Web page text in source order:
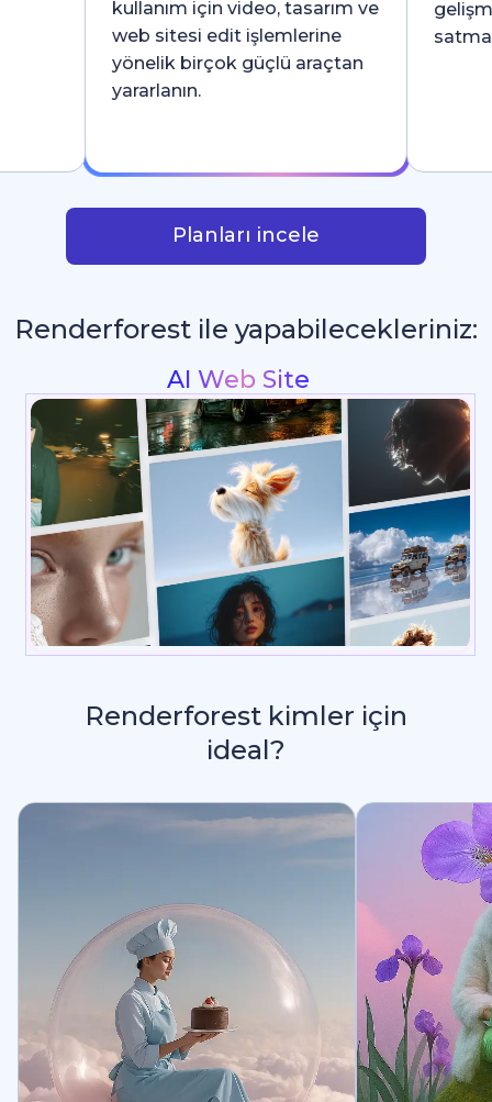
kullanım için video, tasarım ve
web sitesi edit işlemlerine
yönelik birçok güçlü araçtan
yararlanın.
satma
Planları incele
Renderforest ile yapabilecekleriniz:
İntrolar ve Logo
Renderforest kimler için
ideal?